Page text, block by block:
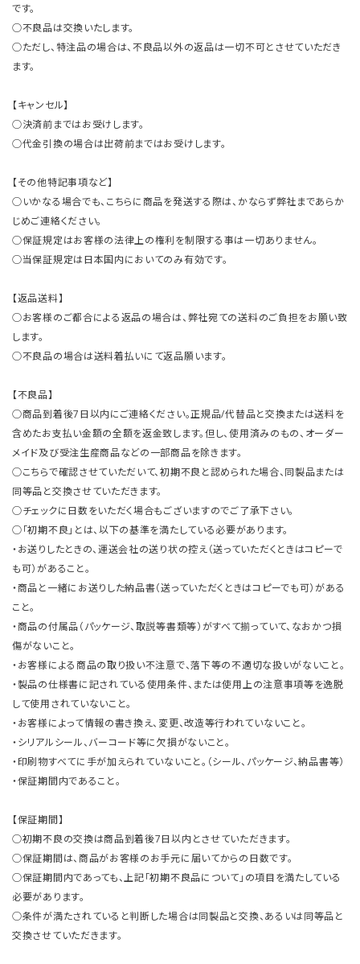
です。
○不良品は交換いたします。
○ただし、特注品の場合は、不良品以外の返品は一切不可とさせていただき
ます。
【キャンセル】
○決済前まではお受けします。
○代金引換の場合は出荷前まではお受けします。
【その他特記事項など】
○いかなる場合でも、こちらに商品を発送する際は、かならず弊社まであらか
じめご連絡ください。
○保証規定はお客様の法律上の権利を制限する事は一切ありません。
○当保証規定は日本国内においてのみ有効です。
【返品送料】
○お客様のご都合による返品の場合は、弊社宛ての送料のご負担をお願い致
します。
○不良品の場合は送料着払いにて返品願います。
【不良品】
○商品到着後7日以内にご連絡ください。正規品/代替品と交換または送料を
含めたお支払い金額の全額を返金致します。但し、使用済みのもの、オーダー
メイド及び受注生産商品などの一部商品を除きます。
○こちらで確認させていただいて、初期不良と認められた場合、同製品または
同等品と交換させていただきます。
○チェックに日数をいただく場合もございますのでご了承下さい。
○「初期不良」とは、以下の基準を満たしている必要があります。
・お送りしたときの、運送会社の送り状の控え（送っていただくときはコピーで
も可）があること。
・商品と一緒にお送りした納品書（送っていただくときはコピーでも可）がある
こと。
・商品の付属品（パッケージ、取説等書類等）がすべて揃っていて、なおかつ損
傷がないこと。
・お客様による商品の取り扱い不注意で、落下等の不適切な扱いがないこと。
・製品の仕様書に記されている使用条件、または使用上の注意事項等を逸脱
して使用されていないこと。
・お客様によって情報の書き換え、変更、改造等行われていないこと。
・シリアルシール、バーコード等に欠損がないこと。
・印刷物すべてに手が加えられていないこと。（シール、パッケージ、納品書等）
・保証期間内であること。
【保証期間】
○初期不良の交換は商品到着後7日以内とさせていただきます。
○保証期間は、商品がお客様のお手元に届いてからの日数です。
○保証期間内であっても、上記「初期不良品について」の項目を満たしている
必要があります。
○条件が満たされていると判断した場合は同製品と交換、あるいは同等品と
交換させていただきます。